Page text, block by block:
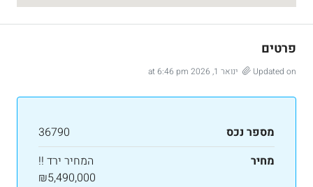
פרטים
Updated on ינואר 1, 2026 at 6:46 pm
מספר נכס
36790
מחיר
המחיר ירד !!
₪5,490,000